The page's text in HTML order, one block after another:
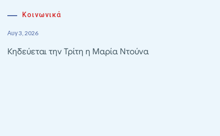
Κοινωνικά
Αυγ 3, 2026
Κηδεύεται την Τρίτη η Μαρία Ντούνα